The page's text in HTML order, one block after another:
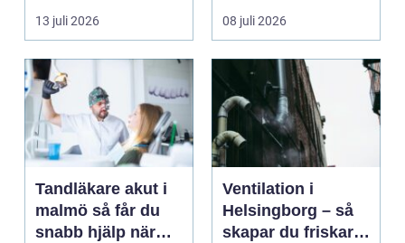
hjärta på n...
13 juli 2026 08 juli 2026
Tandläkare akut i
malmö så får du
snabb hjälp när
Ventilation i
Helsingborg – så
skapar du friskare